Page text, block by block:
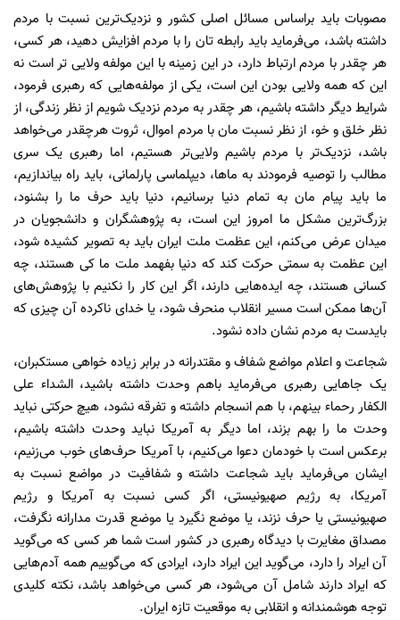
مصوبات باید براساس مسائل اصلی کشور و نزدیک‌ترین نسبت با مردم
داشته باشد، می‌فرماید باید رابطه تان را با مردم افزایش دهید، هر کسی،
هر چقدر با مردم ارتباط دارد، در این زمینه با این مولفه ولایی تر است نه
این که همه ولایی بودن این است، یکی از مولفه‌هایی که رهبری فرمود،
شرایط دیگر داشته باشیم، هر چقدر به مردم نزدیک شویم از نظر زندگی، از
نظر خلق و خو، از نظر نسبت مان با مردم اموال، ثروت هرچقدر می‌خواهد
باشد، نزدیک‌تر با مردم باشیم ولایی‌تر هستیم، اما رهبری یک سری
مطالب را توصیه فرمودند به ما‌ها، دیپلماسی پارلمانی، باید راه بیاندازیم،
ما باید پیام مان به تمام دنیا برسانیم، دنیا باید حرف ما را بشنود،
بزرگ‌ترین مشکل ما امروز این است، به پژوهشگران و دانشجویان در
میدان عرض می‌کنم، این عظمت ملت ایران باید به تصویر کشیده شود،
این عظمت به سمتی حرکت کند که دنیا بفهمد ملت ما کی هستند، چه
کسانی هستند، چه ایده‌هایی دارند، اگر این کار را نکنیم با پژوهش‌های
آن‌ها ممکن است مسیر انقلاب منحرف شود، یا خدای ناکرده آن چیزی که
بایدست به مردم نشان داده نشود.
شجاعت و اعلام مواضع شفاف و مقتدرانه در برابر زیاده خواهی مستکبران،
یک جا‌هایی رهبری می‌فرماید باهم وحدت داشته باشید، الشداء علی
الکفار رحماء بینهم، با هم انسجام داشته و تفرقه نشود، هیچ حرکتی نباید
وحدت ما را بهم بزند، اما دیگر به آمریکا نباید وحدت داشته باشیم،
برعکس است با خودمان دعوا می‌کنیم، با آمریکا حرف‌های خوب می‌زنیم،
ایشان می‌فرماید باید شجاعت داشته و شفافیت در مواضع نسبت به
آمریکا، به رژیم صهیونیستی، اگر کسی نسبت به آمریکا و رژیم
صهیونیستی یا حرف نزند، یا موضع نگیرد یا موضع قدرت مدارانه نگرفت،
مصداق مغایرت با دیدگاه رهبری در کشور است شما هر کسی که می‌گوید
آن ایراد را دارد، می‌گوید این ایراد دارد، ایرادی که می‌گوییم همه آدم‌هایی
که ایراد دارند شامل آن می‌شود، هر کسی می‌خواهد باشد، نکته کلیدی
توجه هوشمندانه و انقلابی به موقعیت تازه ایران.